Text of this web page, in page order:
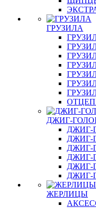
ГРУЗИЛА
ДЖИГ-
ДЖИГ-
ДЖИГ-
ДЖИГ-
ДЖИГ-
ДЖИГ-
ЖЕРЛИЦЫ